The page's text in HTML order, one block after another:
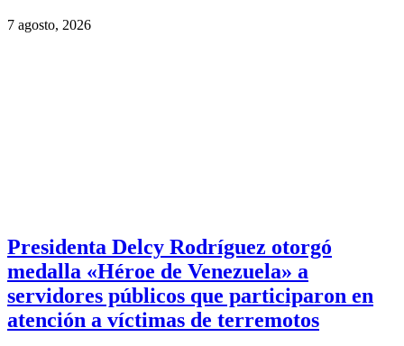
7 agosto, 2026
Presidenta Delcy Rodríguez otorgó
medalla «Héroe de Venezuela» a
servidores públicos que participaron en
atención a víctimas de terremotos